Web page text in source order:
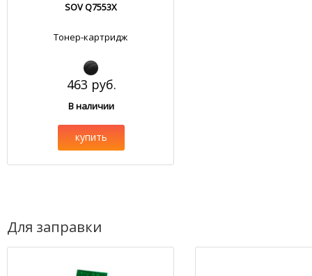
SOV Q7553X
Тонер-картридж
463 руб.
В наличии
купить
Для заправки